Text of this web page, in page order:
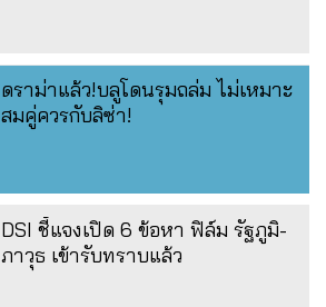
ดราม่าแล้ว!บลูโดนรุมถล่ม ไม่เหมาะ
สมคู่ควรกับลิซ่า!
DSI ชี้แจงเปิด 6 ข้อหา ฟิล์ม รัฐภูมิ-
ภาวุธ เข้ารับทราบแล้ว